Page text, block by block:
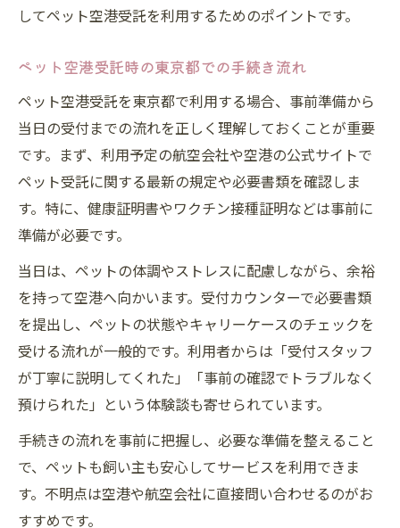
してペット空港受託を利用するためのポイントです。
ペット空港受託時の東京都での手続き流れ
ペット空港受託を東京都で利用する場合、事前準備から
当日の受付までの流れを正しく理解しておくことが重要
です。まず、利用予定の航空会社や空港の公式サイトで
ペット受託に関する最新の規定や必要書類を確認しま
す。特に、健康証明書やワクチン接種証明などは事前に
準備が必要です。
当日は、ペットの体調やストレスに配慮しながら、余裕
を持って空港へ向かいます。受付カウンターで必要書類
を提出し、ペットの状態やキャリーケースのチェックを
受ける流れが一般的です。利用者からは「受付スタッフ
が丁寧に説明してくれた」「事前の確認でトラブルなく
預けられた」という体験談も寄せられています。
手続きの流れを事前に把握し、必要な準備を整えること
で、ペットも飼い主も安心してサービスを利用できま
す。不明点は空港や航空会社に直接問い合わせるのがお
すすめです。